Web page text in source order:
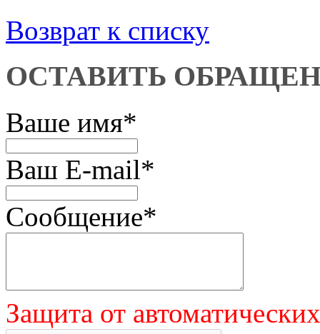
Возврат к списку
ОСТАВИТЬ
Ваше имя*
Ваш E-mail*
Сообщение*
Защита от